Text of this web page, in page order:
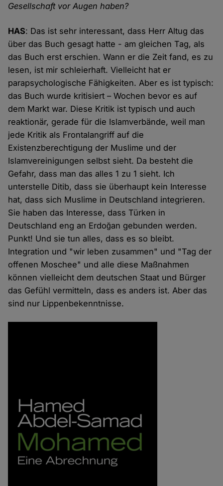
Gesellschaft vor Augen haben?
HAS: Das ist sehr interessant, dass Herr Altug das
über das Buch gesagt hatte - am gleichen Tag, als
das Buch erst erschien. Wann er die Zeit fand, es zu
lesen, ist mir schleierhaft. Vielleicht hat er
parapsychologische Fähigkeiten. Aber es ist typisch:
das Buch wurde kritisiert – Wochen bevor es auf
dem Markt war. Diese Kritik ist typisch und auch
reaktionär, gerade für die Islamverbände, weil man
jede Kritik als Frontalangriff auf die
Existenzberechtigung der Muslime und der
Islamvereinigungen selbst sieht. Da besteht die
Gefahr, dass man das alles 1 zu 1 sieht. Ich
unterstelle Ditib, dass sie überhaupt kein Interesse
hat, dass sich Muslime in Deutschland integrieren.
Sie haben das Interesse, dass Türken in
Deutschland eng an Erdoğan gebunden werden.
Punkt! Und sie tun alles, dass es so bleibt.
Integration und "wir leben zusammen" und "Tag der
offenen Moschee" und alle diese Maßnahmen
können vielleicht dem deutschen Staat und Bürger
das Gefühl vermitteln, dass es anders ist. Aber das
sind nur Lippenbekenntnisse.